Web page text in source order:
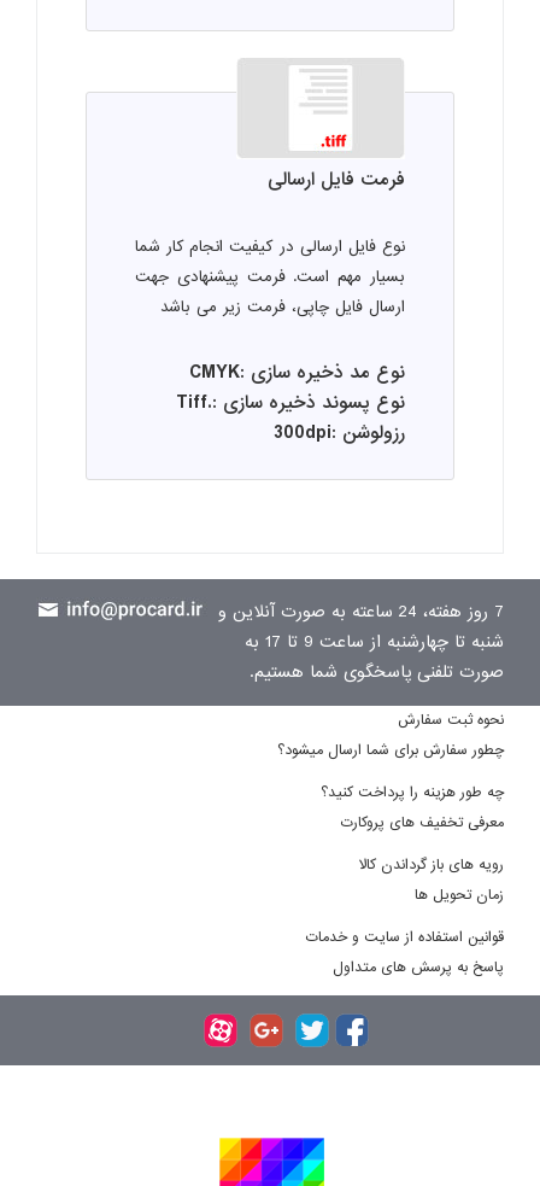
فرمت فایل ارسالی
نوع فایل ارسالی در کیفیت انجام کار شما
بسیار مهم است. فرمت پیشنهادی جهت
ارسال فایل چاپی، فرمت زیر می باشد
نوع مد ذخیره سازی :CMYK
نوع پسوند ذخیره سازی :.Tiff
رزولوشن :300dpi
7 روز هفته، 24 ساعته به صورت آنلاین و
شنبه تا چهارشنبه از ساعت 9 تا 17 به
صورت تلفنی پاسخگوی شما هستیم.
نحوه ثبت سفارش
چطور سفارش برای شما ارسال میشود؟
چه طور هزینه را پرداخت کنید؟
معرفی تخفیف های پروکارت
رویه های باز گرداندن کالا
زمان تحویل ها
قوانین استفاده از سایت و خدمات
پاسخ به پرسش های متداول